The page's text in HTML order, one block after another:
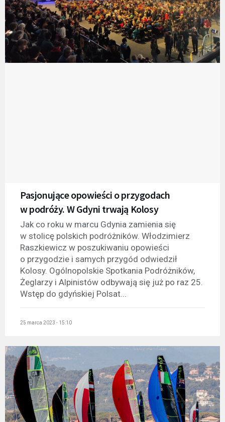
Pasjonujące opowieści o przygodach
w podróży. W Gdyni trwają Kolosy
Jak co roku w marcu Gdynia zamienia się
w stolicę polskich podróżników. Włodzimierz
Raszkiewicz w poszukiwaniu opowieści
o przygodzie i samych przygód odwiedził
Kolosy. Ogólnopolskie Spotkania Podróżników,
Żeglarzy i Alpinistów odbywają się już po raz 25.
Wstęp do gdyńskiej Polsat...
25 marca 2023 - 15:10